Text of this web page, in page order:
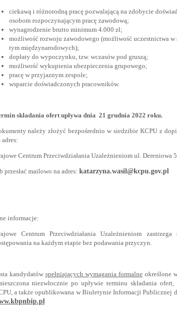
ciekawą i różnorodną pracę pozwalającą na zdobycie
osobom rozpoczynającym pracę zawodową;
wynagrodzenie brutto minimum 4.000 zł;
możliwość rozwoju zawodowego (możliwość uczestnictwa
tym międzynarodowych);
dopłaty do wypoczynku, tzw. wczasów pod gruszą;
możliwość wykupienia ubezpieczenia grupowego;
pracę w przyjaznym zespole;
wsparcie doświadczonych pracowników.
składania ofert upływa dnia 21 grudnia 2022 roku.
należy złożyć bezpośrednio w siedzibie KCPU z
adres:
Centrum Przeciwdziałania Uzależnieniom ul. Dereniowa
przesłać mailowo na adres: katarzyna.wasil@kcpu.gov.pl
informacje:
Centrum Przeciwdziałania Uzależnieniom
na każdym etapie bez podawania przyczyn.
kandydatów spełniających wymagania formalneokreślone
niezwłocznie po upływie terminu składania
a także opublikowana w Biuletynie Informacji Publicznej